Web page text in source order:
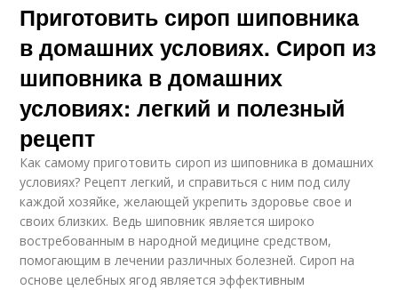
Приготовить сироп шиповника
в домашних условиях. Сироп из
шиповника в домашних
условиях: легкий и полезный
рецепт
Как самому приготовить сироп из шиповника в домашних
условиях? Рецепт легкий, и справиться с ним под силу
каждой хозяйке, желающей укрепить здоровье свое и
своих близких. Ведь шиповник является широко
востребованным в народной медицине средством,
помогающим в лечении различных болезней. Сироп на
основе целебных ягод является эффективным